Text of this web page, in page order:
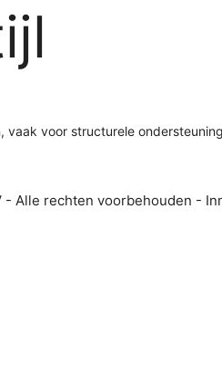
vaak voor structurele
Alle rechten voorbehouden -